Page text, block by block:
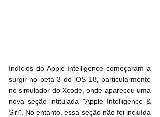
Indícios do Apple Intelligence começaram a
surgir no beta 3 do iOS 18, particularmente
no simulador do Xcode, onde apareceu uma
nova seção intitulada "Apple Intelligence &
Siri". No entanto, essa seção não foi incluída